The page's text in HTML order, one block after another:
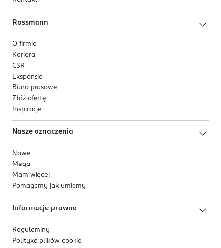
Rossmann
O firmie
Kariera
CSR
Ekspansja
Biuro prasowe
Złóż ofertę
Inspiracje
Nasze oznaczenia
Nowe
Mega
Mam więcej
Pomagamy jak umiemy
Informacje prawne
Regulaminy
Polityka plików cookie